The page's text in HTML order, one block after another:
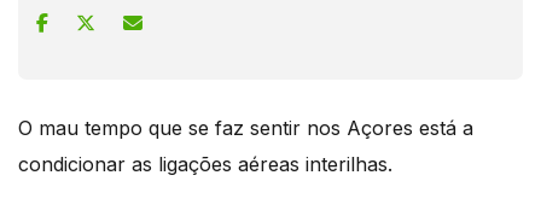
O mau tempo que se faz sentir nos Açores está a
condicionar as ligações aéreas interilhas.